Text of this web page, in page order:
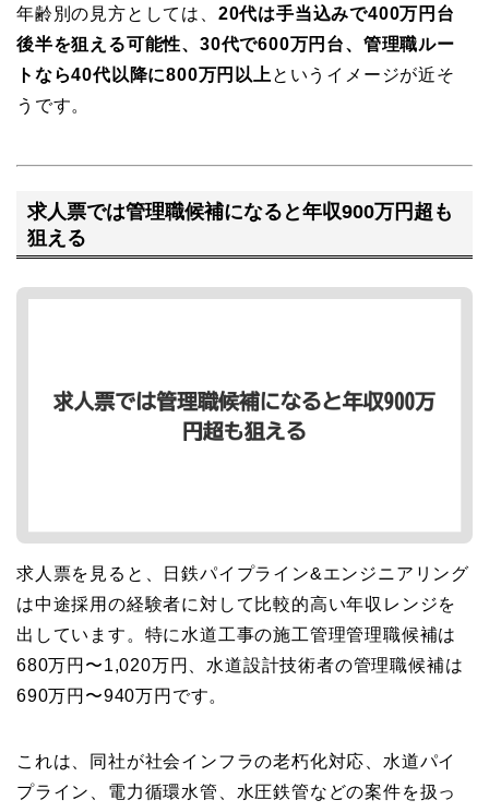
年齢別の見方としては、 20代は手当込みで400万円台
後半を狙える可能性、30代で600万円台、管理職ルー
トなら40代以降に800万円以上 というイメージが近そ
うです。
求人票では管理職候補になると年収900万円超も
狙える
求人票を見ると、日鉄パイプライン&エンジニアリング
は中途採用の経験者に対して比較的高い年収レンジを
出しています。特に水道工事の施工管理管理職候補は
680万円〜1,020万円、水道設計技術者の管理職候補は
690万円〜940万円です。
これは、同社が社会インフラの老朽化対応、水道パイ
プライン、電力循環水管、水圧鉄管などの案件を扱っ